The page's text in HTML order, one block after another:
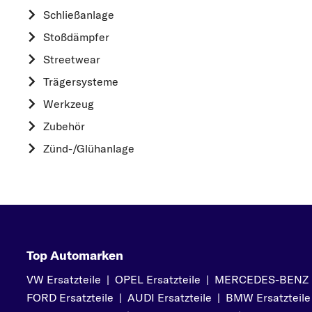
Schließanlage
Stoßdämpfer
Streetwear
Trägersysteme
Werkzeug
Zubehör
Zünd-/Glühanlage
OPEL
Top Automarken
VW Ersatzteile | OPEL Ersatzteile | MERCEDES-
FORD Ersatzteile | AUDI Ersatzteile | BMW Ersatzteile